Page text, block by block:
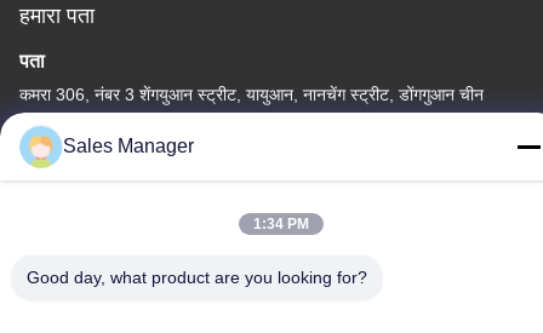
हमारा पता
पता
कमरा 306, नंबर 3 शेंगयुआन स्ट्रीट, यायुआन, नानचेंग स्ट्रीट, डोंगगुआन चीन
दूरभाष:
86--15028563200
Sales Manager
1:34 PM
Good day, what product are you looking for?